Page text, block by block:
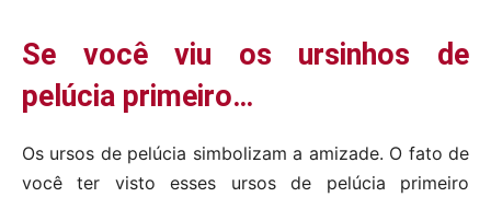
Se você viu os ursinhos de
pelúcia primeiro…
Os ursos de pelúcia simbolizam a amizade. O fato de
você ter visto esses ursos de pelúcia primeiro